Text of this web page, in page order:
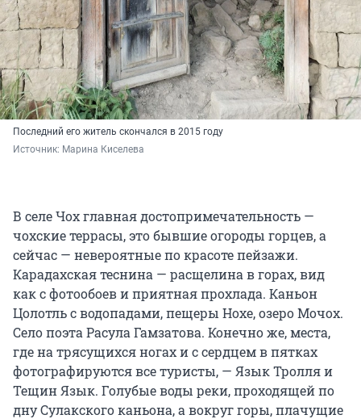
Последний его житель скончался в 2015 году
Источник: Марина Киселева
В селе Чох главная достопримечательность —
чохские террасы, это бывшие огороды горцев, а
сейчас — невероятные по красоте пейзажи.
Карадахская теснина — расщелина в горах, вид
как с фотообоев и приятная прохлада. Каньон
Цолотль с водопадами, пещеры Нохе, озеро Мочох.
Село поэта Расула Гамзатова. Конечно же, места,
где на трясущихся ногах и с сердцем в пятках
фотографируются все туристы, — Язык Тролля и
Тещин Язык. Голубые воды реки, проходящей по
дну Сулакского каньона, а вокруг горы, плачущие